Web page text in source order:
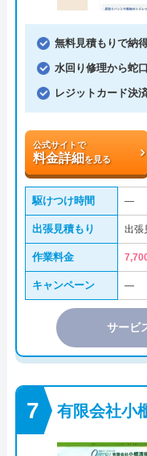
無料見積もりで納
水回り修理から蛇
レジットカード決
公式サイトで
料金詳細を見る
駆けつけ時間 ―
出張見積もり 出張
作業料金
キャンペーン ―
サービ
有限会社小